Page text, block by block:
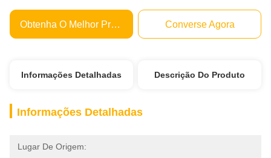
Obtenha O Melhor Preço Converse Agora
Informações Detalhadas Descrição Do Produto
Informações Detalhadas
Lugar De Origem: